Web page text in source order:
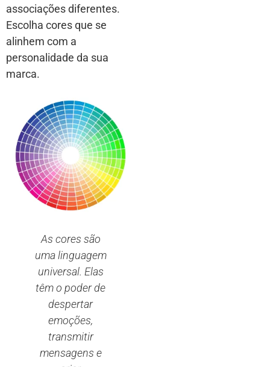
associações diferentes.
Escolha cores que se
alinhem com a
personalidade da sua
marca.
As cores são
uma linguagem
universal. Elas
têm o poder de
despertar
emoções,
transmitir
mensagens e